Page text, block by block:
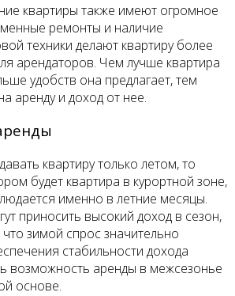
квартиры также имеют огромное
ремонты и наличие
техники делают квартиру более
арендаторов. Чем лучше квартира
удобств она предлагает, тем
аренду и доход от нее.
квартиру только летом, то
будет квартира в курортной зоне,
именно в летние месяцы.
приносить высокий доход в сезон,
зимой спрос значительно
стабильности дохода
возможность аренды в межсезонье
основе.